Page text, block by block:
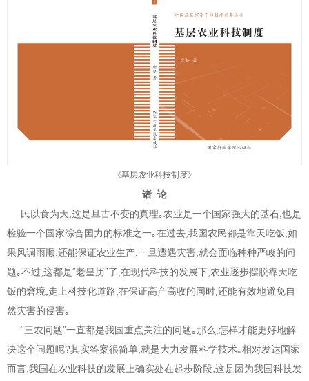
《基层农业科技制度》
诸 论
民以食为天,这是旦古不变的真理｡农业是一个国家强大的基石,也是
检验一个国家综合国力的标准之一｡在过去,我国农民都是靠天吃饭,如
果风调雨顺,还能保证农业生产,一旦遭遇灾害,就会面临种种严峻的问
题｡不过,这都是“老皇历”了,在现代科技的发展下,农业逐步摆脱靠天吃
饭的窘境,走上科技化道路,在保证高产高收的同时,还能有效地避免自
然灾害的侵害｡
“三农问题”一直都是我国重点关注的问题｡那么,怎样才能更好地解
决这个问题呢?其实答案很简单,就是大力发展科学技术｡相对发达国家
而言,我国在农业科技的发展上确实处在起步阶段,这是因为我国科技发